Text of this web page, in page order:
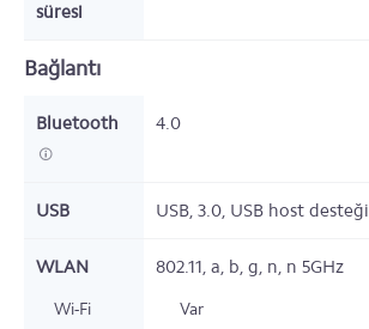
süresi
Bağlantı
Bluetooth 4.0
USB USB, 3.0, USB host desteği
WLAN 802.11, a, b, g, n, n 5GHz
Wi-Fi
Var